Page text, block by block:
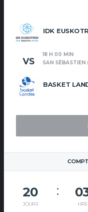
IDK
BASKET
VS
18 H 00 MIN
SAN SÉBASTIEN
20
JOURS HRS